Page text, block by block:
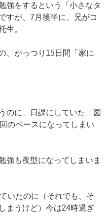
強をするという「小さなタ
すが、7月後半に、兄がコ
生。
、がっつり15日間「家に
のに、日課にしていた「図
のペースになってしまい
強も夜型になってしまいま
いたのに（それでも、そ
まうけど）今は24時過ぎ